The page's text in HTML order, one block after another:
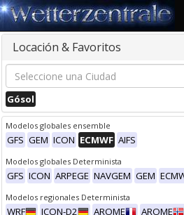
Locación & Favoritos
Gósol
Modelos globales ensemble
GFS GEM ICON ECMWF AIFS
Modelos globales Determinista
GFS ICON ARPEGE NAVGEM GEM
Modelos regionales Determinista
WRF ICON-D2 AROME
AROME